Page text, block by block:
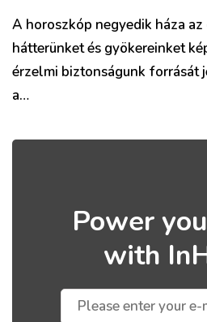
A horoszkóp negyedik háza
hátterünket és gyökereinket
érzelmi biztonságunk forrását
a…
Power
with